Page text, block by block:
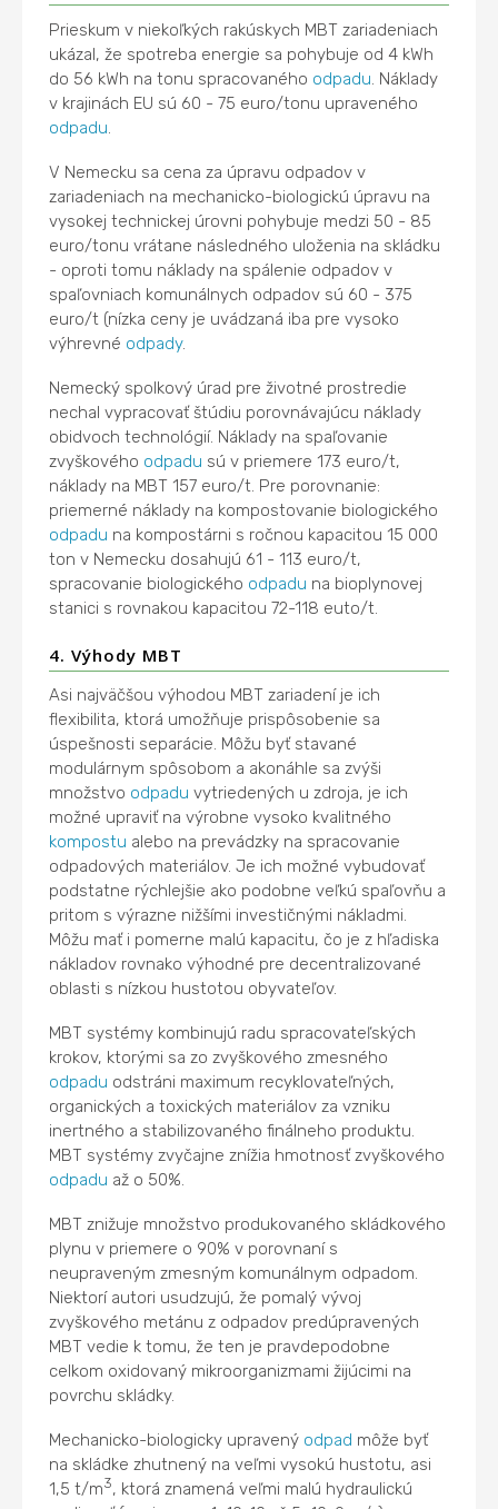
Prieskum v niekoľkých rakúskych MBT zariadeniach
ukázal, že spotreba energie sa pohybuje od 4 kWh
do 56 kWh na tonu spracovaného odpadu . Náklady
v krajinách EU sú 60 - 75 euro/tonu upraveného
odpadu
V Nemecku sa cena za úpravu odpadov v
zariadeniach na mechanicko-biologickú úpravu na
vysokej technickej úrovni pohybuje medzi 50 - 85
euro/tonu vrátane následného uloženia na skládku
- oproti tomu náklady na spálenie odpadov v
spaľovniach komunálnych odpadov sú 60 - 375
euro/t (nízka ceny je uvádzaná iba pre vysoko
výhrevné odpady.
Nemecký spolkový úrad pre životné prostredie
nechal vypracovať štúdiu porovnávajúcu náklady
obidvoch technológií. Náklady na spaľovanie
zvyškového odpadu sú v priemere 173 euro/t,
náklady na MBT 157 euro/t. Pre porovnanie:
priemerné náklady na kompostovanie biologického
odpadu na kompostárni s ročnou kapacitou 15 000
ton v Nemecku dosahujú 61 - 113 euro/t,
spracovanie biologického odpadu na bioplynovej
stanici s rovnakou kapacitou 72-118 euto/t.
4. Výhody MBT
Asi najväčšou výhodou MBT zariadení je ich
flexibilita, ktorá umožňuje prispôsobenie sa
úspešnosti separácie. Môžu byť stavané
modulárnym spôsobom a akonáhle sa zvýši
množstvo odpadu vytriedených u zdroja, je ich
možné upraviť na výrobne vysoko kvalitného
kompostu alebo na prevádzky na spracovanie
odpadových materiálov. Je ich možné vybudovať
podstatne rýchlejšie ako podobne veľkú spaľovňu a
pritom s výrazne nižšími investičnými nákladmi.
Môžu mať i pomerne malú kapacitu, čo je z hľadiska
nákladov rovnako výhodné pre decentralizované
oblasti s nízkou hustotou obyvateľov.
MBT systémy kombinujú radu spracovateľských
krokov, ktorými sa zo zvyškového zmesného
odpadu odstráni maximum recyklovateľných,
organických a toxických materiálov za vzniku
inertného a stabilizovaného finálneho produktu.
MBT systémy zvyčajne znížia hmotnosť zvyškového
odpadu až o 50%.
MBT znižuje množstvo produkovaného skládkového
plynu v priemere o 90% v porovnaní s
neupraveným zmesným komunálnym odpadom.
Niektorí autori usudzujú, že pomalý vývoj
zvyškového metánu z odpadov predúpravených
MBT vedie k tomu, že ten je pravdepodobne
celkom oxidovaný mikroorganizmami žijúcimi na
povrchu skládky.
Mechanicko-biologicky upravený odpad môže byť
na skládke zhutnený na veľmi vysokú hustotu, asi
1,5 t/m3, ktorá znamená veľmi malú hydraulickú